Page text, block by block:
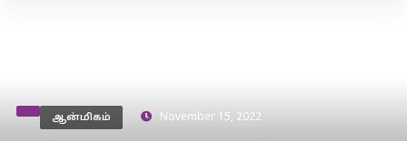
ஆன்மிகம் November 15, 2022